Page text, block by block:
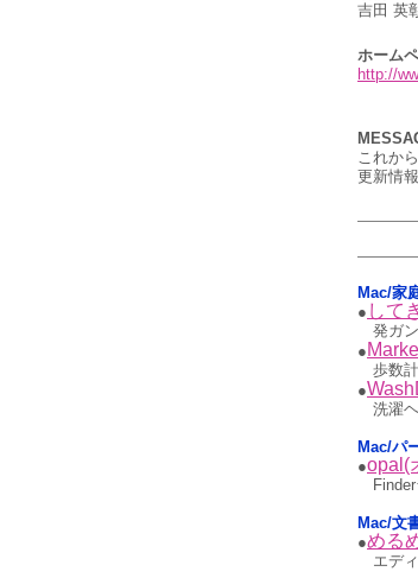
吉田 英
ホーム
http://
これか
更新情
Mac/家
● して
発ガ
●
歩数
●
洗濯
Mac/パ
●opal(
Mac/文
●める
エデ